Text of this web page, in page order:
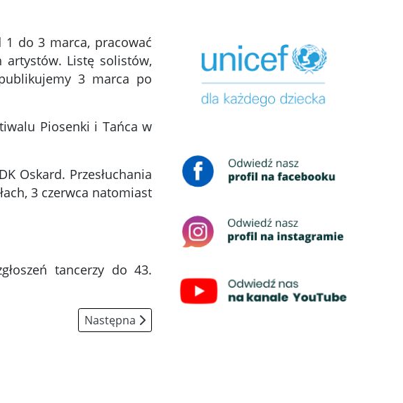
1 do 3 marca, pracować
Listę solistów,
3 marca po
Piosenki i Tańca w
Oskard. Przesłuchania
3 czerwca natomiast
tancerzy do 43.
Następna strona: Nagrywamy piosenkę na przesłuchania
Następna